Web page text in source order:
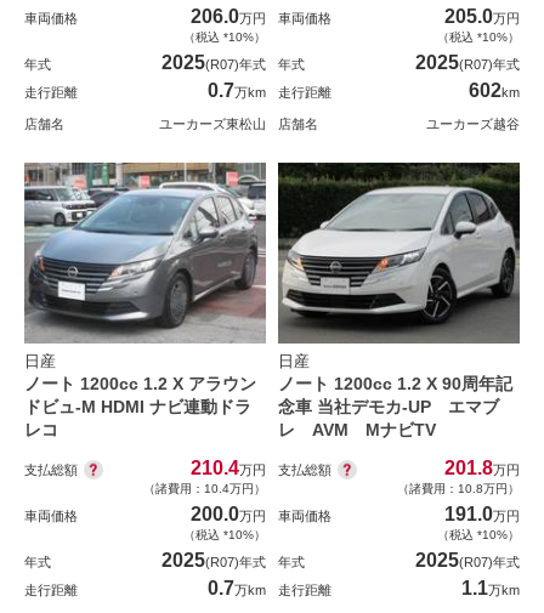
車両価格 206.0万円
（税込 *10%）
年式 2025(R07)年式
走行距離
0.7万km
店舗名 ユーカーズ東松山
車両価格 205.0万円
（税込 *10%）
年式 2025(R07)年式
走行距離
602km
店舗名 ユーカーズ越谷
日産
ノート 1200cc 1.2 X アラウン
ドビュ-M HDMI ナビ連動ドラ
レコ
支払総額 210.4万円
（諸費用：10.4万円）
車両価格 200.0万円
（税込 *10%）
年式 2025(R07)年式
走行距離
0.7万km
日産
ノート 1200cc 1.2 X 90周年記
念車 当社デモカ-UP エマブ
レ AVM MナビTV
支払総額 201.8万円
（諸費用：10.8万円）
車両価格 191.0万円
（税込 *10%）
年式 2025(R07)年式
走行距離
1.1万km